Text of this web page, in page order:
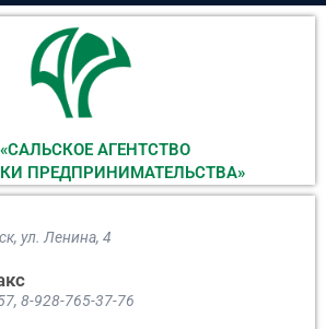
АГЕНТСТВО
ПРЕДПРИНИМАТЕЛЬСТВА»
ул. Ленина, 4​
8-928-765-37-76